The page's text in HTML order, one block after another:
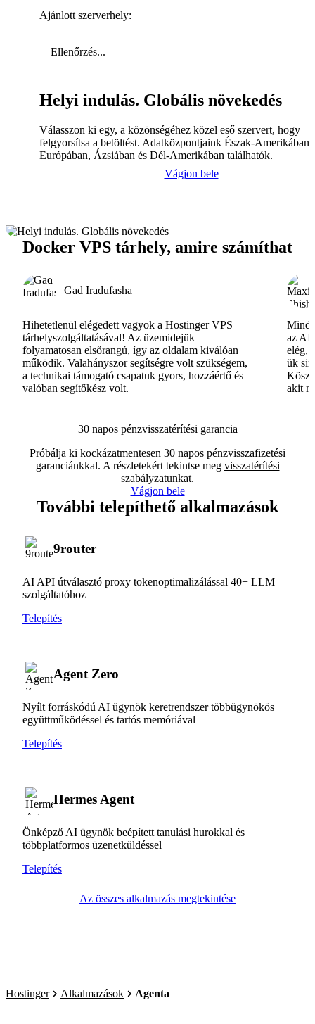
Ajánlott szerverhely:
Ellenőrzés...
Helyi indulás. Globális növekedés
Válasszon ki egy, a közönségéhez közel eső szervert, hogy
felgyorsítsa a betöltést. Adatközpontjaink Észak-Amerikában,
Európában, Ázsiában és Dél-Amerikában találhatók.
Vágjon bele
Docker VPS tárhely, amire számíthat
Gad Iradufasha
Hihetetlenül elégedett vagyok a Hostinger VPS
tárhelyszolgáltatásával! Az üzemidejük
folyamatosan elsőrangú, így az oldalam kiválóan
működik. Valahányszor segítségre volt szükségem,
a technikai támogató csapatuk gyors, hozzáértő és
valóban segítőkész volt.
az AI-
elég,
ük
akit
30 napos pénzvisszatérítési garancia
Próbálja ki kockázatmentesen 30 napos pénzvisszafizetési
garanciánkkal. A részletekért tekintse meg visszatérítési
szabályzatunkat.
Vágjon bele
További telepíthető alkalmazások
9router
AI API útválasztó proxy tokenoptimalizálással 40+ LLM
szolgáltatóhoz
Telepítés
Agent Zero
Nyílt forráskódú AI ügynök keretrendszer többügynökös
együttműködéssel és tartós memóriával
Telepítés
Hermes Agent
Önképző AI ügynök beépített tanulási hurokkal és
többplatformos üzenetküldéssel
Telepítés
Az összes alkalmazás megtekintése
Hostinger Alkalmazások Agenta